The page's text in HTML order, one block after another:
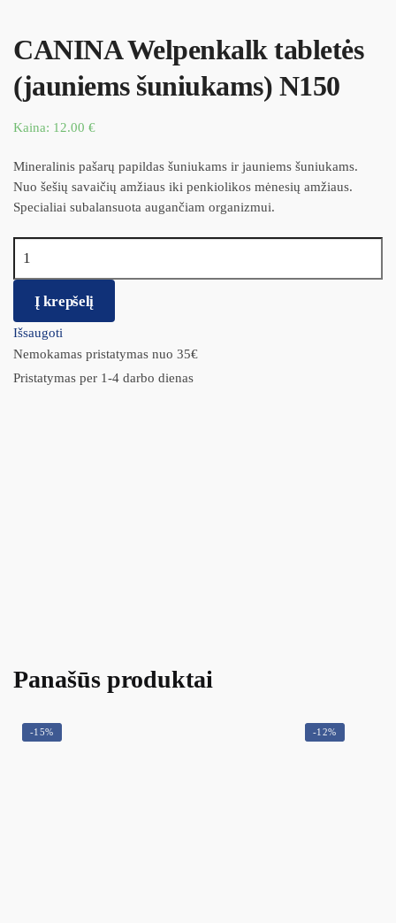
CANINA Welpenkalk tabletės
(jauniems šuniukams) N150
Kaina: 12.00 €
Mineralinis pašarų papildas šuniukams ir jauniems šuniukams.
Nuo šešių savaičių amžiaus iki penkiolikos mėnesių amžiaus.
Specialiai subalansuota augančiam organizmui.
Į krepšelį
Išsaugoti
Nemokamas pristatymas nuo 35€
Pristatymas per 1-4 darbo dienas
Panašūs produktai
-15% -12%